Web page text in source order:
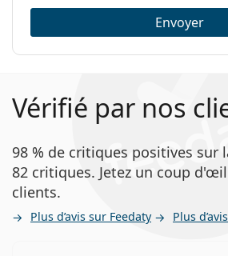
Envoyer
Vérifié par nos
98 % de critiques positives sur
82 critiques. Jetez un coup
clients.
Plus d’avis sur Feedaty Plus